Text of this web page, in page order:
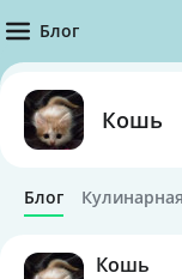
Блог
Кошь
Блог
Кошь